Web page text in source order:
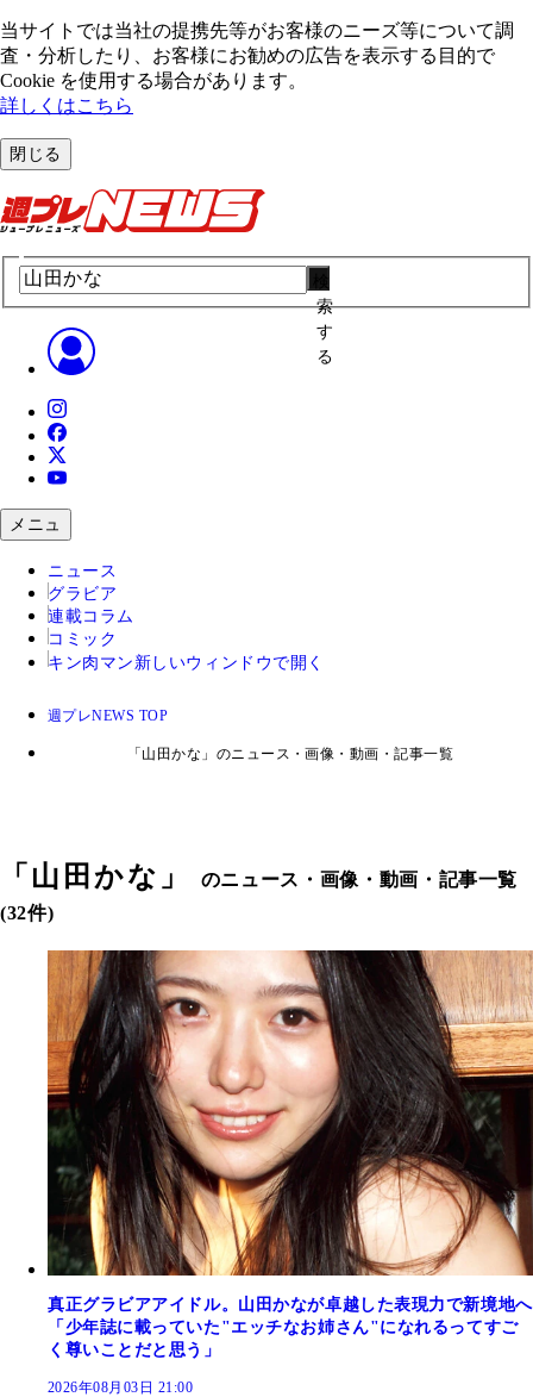
当サイトでは当社の提携先等がお客様のニーズ等について調
査・分析したり、お客様にお勧めの広告を表⽰する⽬的で
Cookie を使⽤する場合があります。
詳しくはこちら
閉じる
索
す
る
メニュ
ニュース
グラビア
連載コラム
コミック
キン肉マン 新しいウィンドウで開く
週プレNEWS TOP
「山田かな」のニュース・画像・動画・記事一覧
「 山田かな 」
のニュース・画像・動画・記事一覧
(32件)
真正グラビアアイドル。山田かなが卓越した表現力で新境地へ
「少年誌に載っていた"エッチなお姉さん"になれるってすご
く尊いことだと思う」
2026年08月03日 21:00